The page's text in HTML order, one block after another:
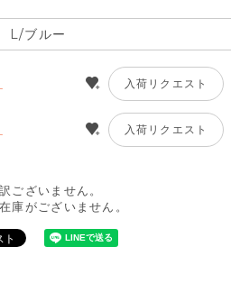
L/ブルー
入荷リクエスト
入荷リクエスト
ございません。
庫がございません。